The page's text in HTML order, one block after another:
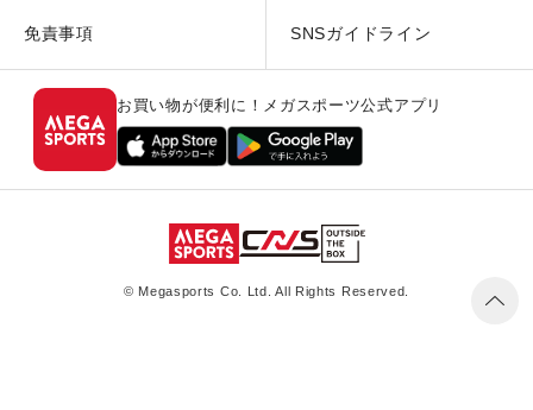
免責事項 SNSガイドライン
お買い物が便利に！メガスポーツ公式アプリ
© Megasports Co. Ltd. All Rights Reserved.